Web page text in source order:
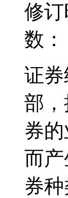
修
数：
证
部
券
而
券